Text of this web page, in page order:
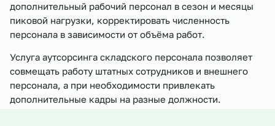
дополнительный рабочий персонал в сезон и месяцы
пиковой нагрузки, корректировать численность
персонала в зависимости от объёма работ.
Услуга аутсорсинга складского персонала позволяет
совмещать работу штатных сотрудников и внешнего
персонала, а при необходимости привлекать
дополнительные кадры на разные должности.